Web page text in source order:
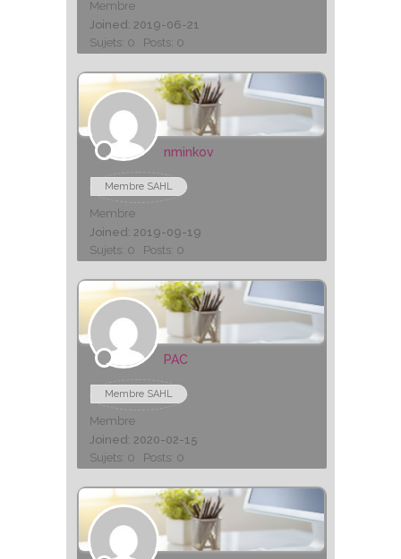
Membre
Joined: 2019-06-21
Sujets: 0
Posts: 0
nminkov
Membre SAHL
Membre
Joined: 2019-09-19
Sujets: 0
Posts: 0
PAC
Membre SAHL
Membre
Joined: 2020-02-15
Sujets: 0
Posts: 0